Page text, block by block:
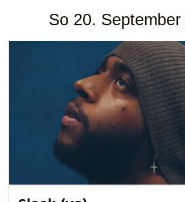
So 20. September